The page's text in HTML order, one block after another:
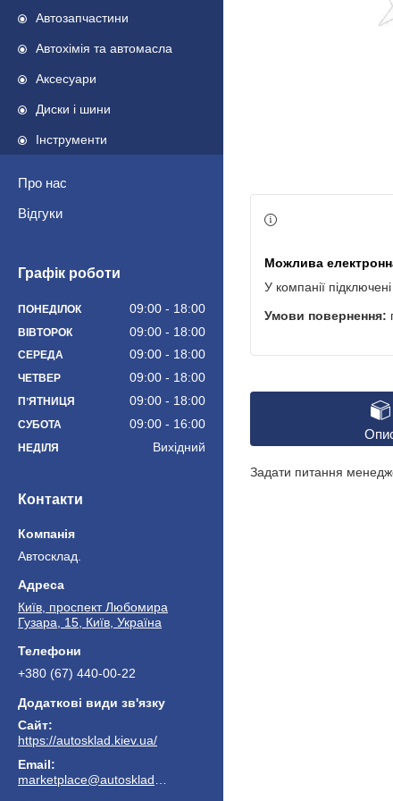
Автозапчастини
Автохімія та автомасла
Аксесуари
Диски і шини
Інструменти
Про нас
Відгуки
Графік роботи
ПОНЕДІЛОК 09:00 18:00
ВІВТОРОК 09:00 18:00
СЕРЕДА 09:00 18:00
ЧЕТВЕР 09:00 18:00
ПʼЯТНИЦЯ 09:00 18:00
СУБОТА 09:00 16:00
НЕДІЛЯ Вихідний
Контакти
Автосклад.
Київ, проспект Любомира
Гузара, 15, Київ, Україна
+380 (67) 440-00-22
https://autosklad.kiev.ua/
У компанії
Задати питання